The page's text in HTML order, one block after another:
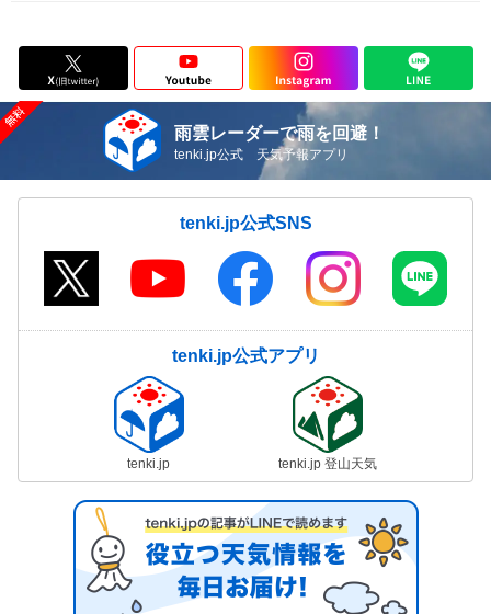
雨雲レーダーで雨を回避！
tenki.jp公式 天気予報アプリ
tenki.jp公式SNS
tenki.jp公式アプリ
tenki.jp tenki.jp 登山天気